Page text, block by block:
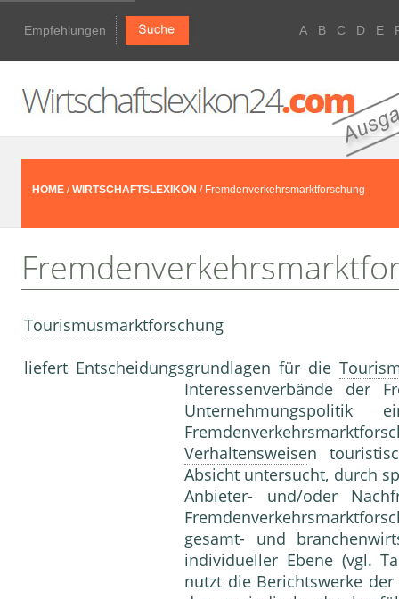
Empfehlungen A B C D E
HOME /WIRTSCHAFTSLEXIKON / Fremdenverkehrsmarktforschung
Tourismusmarktforschung
liefert Entscheidungsgrundlagen für die
Interessenverbände der
Unterneh­mungspolitik
Verhaltensweisen
Absicht unter­sucht, durch
Anbieter- und/oder
gesamt- und
individueller Ebene (vgl.
nutzt die Berichtswerke